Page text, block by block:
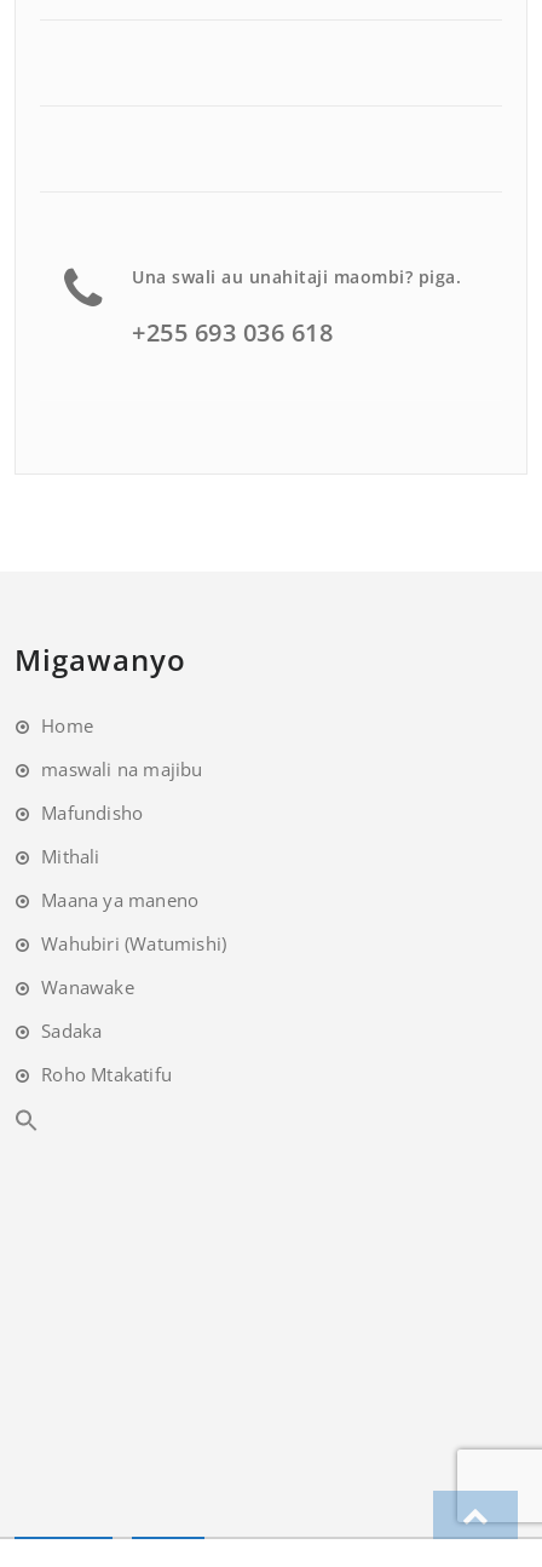
Una swali au unahitaji maombi? piga.
+255 693 036 618
Migawanyo
Home
maswali na majibu
Mafundisho
Mithali
Maana ya maneno
Wahubiri (Watumishi)
Wanawake
Sadaka
Roho Mtakatifu